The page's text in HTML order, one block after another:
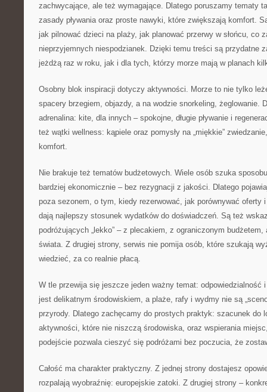
zachwycające, ale też wymagające. Dlatego poruszamy tematy
zasady pływania oraz proste nawyki, które zwiększają komfort.
jak pilnować dzieci na plaży, jak planować przerwy w słońcu, co
nieprzyjemnych niespodzianek. Dzięki temu treści są przydatne
jeżdżą raz w roku, jak i dla tych, którzy morze mają w planach
Osobny blok inspiracji dotyczy aktywności. Morze to nie tylko
spacery brzegiem, objazdy, a na wodzie snorkeling, żeglowanie.
adrenalina: kite, dla innych – spokojne, długie pływanie i
też wątki wellness: kąpiele oraz pomysły na „miękkie”
komfort.
Nie brakuje też tematów budżetowych. Wiele osób szuka
bardziej ekonomicznie – bez rezygnacji z jakości. Dlatego
poza sezonem, o tym, kiedy rezerwować, jak porównywać oferty
dają najlepszy stosunek wydatków do doświadczeń. Są też
podróżujących „lekko” – z plecakiem, z ograniczonym
świata. Z drugiej strony, serwis nie pomija osób, które szukają
wiedzieć, za co realnie płacą.
W tle przewija się jeszcze jeden ważny temat: odpowiedzialność
jest delikatnym środowiskiem, a plaże, rafy i wydmy nie są
przyrody. Dlatego zachęcamy do prostych praktyk: szacunek do
aktywności, które nie niszczą środowiska, oraz wspierania
podejście pozwala cieszyć się podróżami bez poczucia, że
Całość ma charakter praktyczny. Z jednej strony dostajesz
rozpalają wyobraźnię: europejskie zatoki. Z drugiej strony –